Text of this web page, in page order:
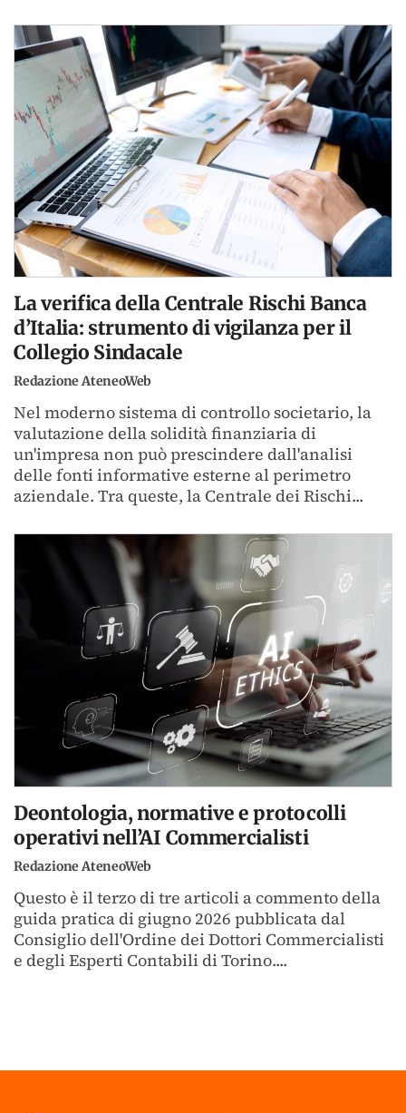
La verifica della Centrale Rischi Banca
d’Italia: strumento di vigilanza per il
Collegio Sindacale
Redazione AteneoWeb
Nel moderno sistema di controllo societario, la
valutazione della solidità finanziaria di
un'impresa non può prescindere dall'analisi
delle fonti informative esterne al perimetro
aziendale. Tra queste, la Centrale dei Rischi...
Deontologia, normative e protocolli
operativi nell’AI Commercialisti
Redazione AteneoWeb
Questo è il terzo di tre articoli a commento della
guida pratica di giugno 2026 pubblicata dal
Consiglio dell'Ordine dei Dottori Commercialisti
e degli Esperti Contabili di Torino....